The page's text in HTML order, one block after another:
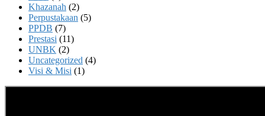
Khazanah (2)
Perpustakaan (5)
PPDB (7)
Prestasi (11)
UNBK (2)
Uncategorized (4)
Visi & Misi (1)